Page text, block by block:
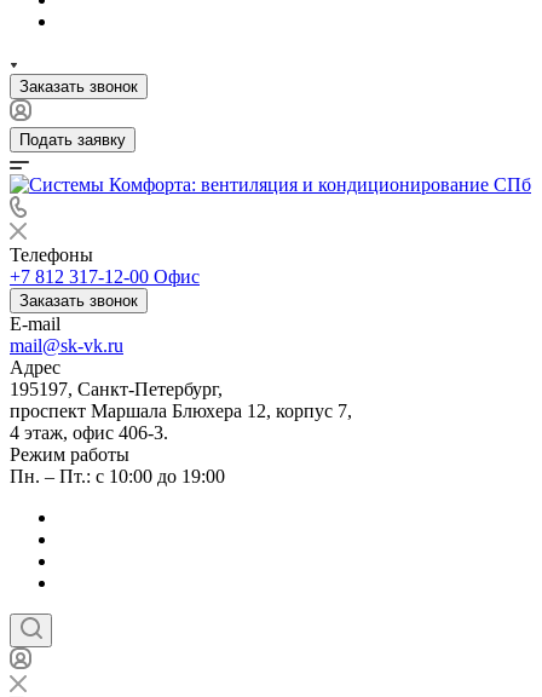
Заказать звонок
Подать заявку
Телефоны
+7 812 317-12-00 Офис
Заказать звонок
E-mail
mail@sk-vk.ru
Адрес
195197, Санкт-Петербург,
проспект Маршала Блюхера 12, корпус 7,
4 этаж, офис 406-3.
Режим работы
Пн. – Пт.: с 10:00 до 19:00